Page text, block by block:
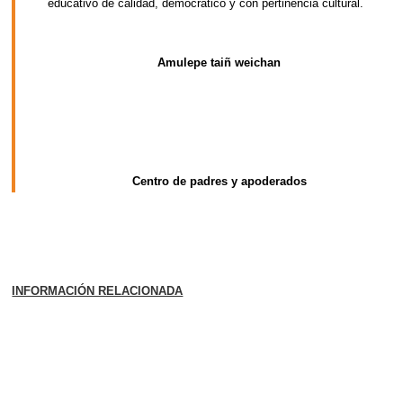
educativo de calidad, democrático y con pertinencia cultural.
Amulepe taiñ weichan
Centro de padres y apoderados
INFORMACIÓN RELACIONADA